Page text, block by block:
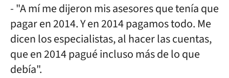
- "A mí me dijeron mis asesores que tenía que
pagar en 2014. Y en 2014 pagamos todo. Me
dicen los especialistas, al hacer las cuentas,
que en 2014 pagué incluso más de lo que
debía".